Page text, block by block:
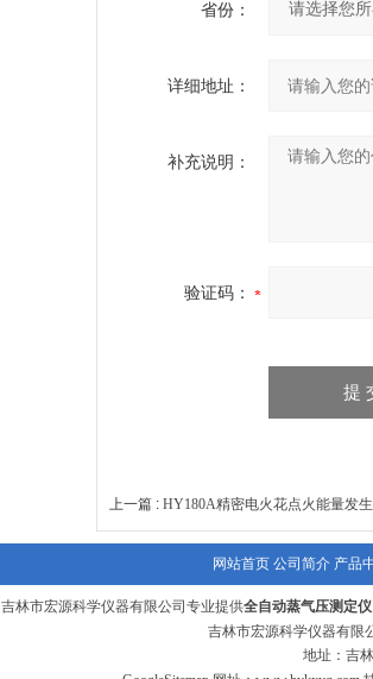
省份：
详细地址：
补充说明：
验证码：
上一篇 : HY180A精密电火花点火能量发
网站首页 公司简介 产品
吉林市宏源科学仪器有限公司专业提供全自动蒸气压测定
吉林市宏源科学仪器有限
地址：吉